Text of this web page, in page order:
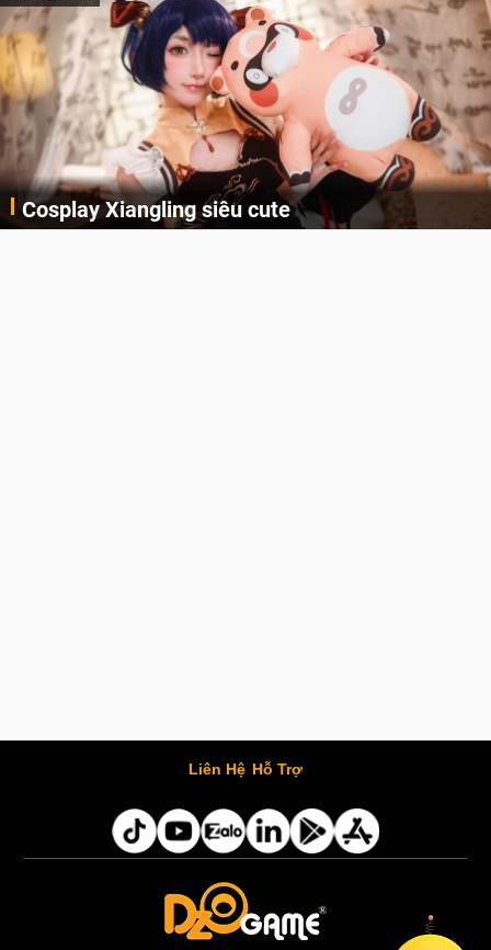
Cosplay Xiangling siêu cute
Liên Hệ Hỗ Trợ